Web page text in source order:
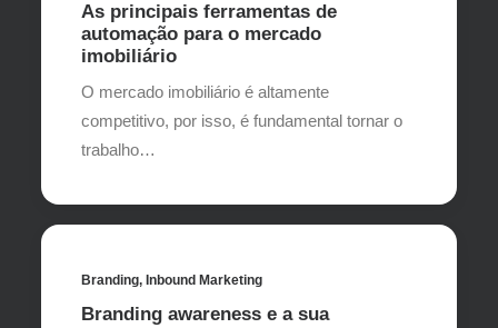
As principais ferramentas de
automação para o mercado
imobiliário
O mercado imobiliário é altamente
competitivo, por isso, é fundamental tornar o
trabalho…
Branding, Inbound Marketing
Branding awareness e a sua